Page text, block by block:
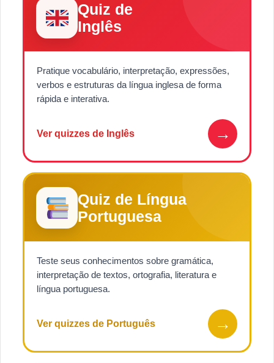
Quiz de
Inglês
Pratique vocabulário, interpretação, expressões,
verbos e estruturas da língua inglesa de forma
rápida e interativa.
Ver quizzes de Inglês →
Quiz de Língua
Portuguesa
Teste seus conhecimentos sobre gramática,
interpretação de textos, ortografia, literatura e
língua portuguesa.
Ver quizzes de Português →